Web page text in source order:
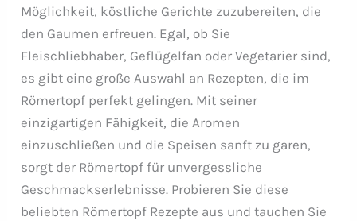
Möglichkeit, köstliche Gerichte zuzubereiten, die
den Gaumen erfreuen. Egal, ob Sie
Fleischliebhaber, Geflügelfan oder Vegetarier sind,
es gibt eine große Auswahl an Rezepten, die im
Römertopf perfekt gelingen. Mit seiner
einzigartigen Fähigkeit, die Aromen
einzuschließen und die Speisen sanft zu garen,
sorgt der Römertopf für unvergessliche
Geschmackserlebnisse. Probieren Sie diese
beliebten Römertopf Rezepte aus und tauchen Sie